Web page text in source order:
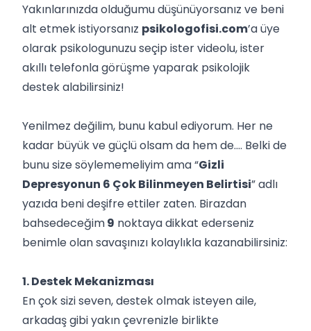
Yakınlarınızda olduğumu düşünüyorsanız ve beni
alt etmek istiyorsanız psikologofisi.com’a üye
olarak psikologunuzu seçip ister videolu, ister
akıllı telefonla görüşme yaparak psikolojik
destek alabilirsiniz!
Yenilmez değilim, bunu kabul ediyorum. Her ne
kadar büyük ve güçlü olsam da hem de.... Belki de
bunu size söylememeliyim ama “Gizli
Depresyonun 6 Çok Bilinmeyen Belirtisi” adlı
yazıda beni deşifre ettiler zaten. Birazdan
bahsedeceğim9 noktaya dikkat ederseniz
benimle olan savaşınızı kolaylıkla kazanabilirsiniz:
1. Destek Mekanizması
En çok sizi seven, destek olmak isteyen aile,
arkadaş gibi yakın çevrenizle birlikte